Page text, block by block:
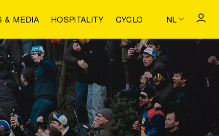
& MEDIA HOSPITALITY CYCLO NL